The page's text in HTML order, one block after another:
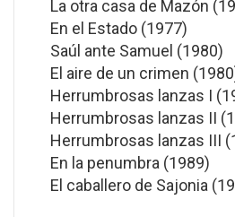
La otra casa de Mazón
En el Estado (1977)
Saúl ante Samuel (1980)
El aire de un crimen
Herrumbrosas lanzas I
Herrumbrosas lanzas II
Herrumbrosas lanzas III
En la penumbra (1989)
El caballero de Sajonia